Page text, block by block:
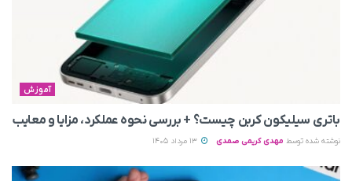
آموزش
باتری سیلیکون کربن چیست؟ + بررسی نحوه عملکرد، مزایا و معایب
نوشته شده توسط مهدی کریمی صمدی